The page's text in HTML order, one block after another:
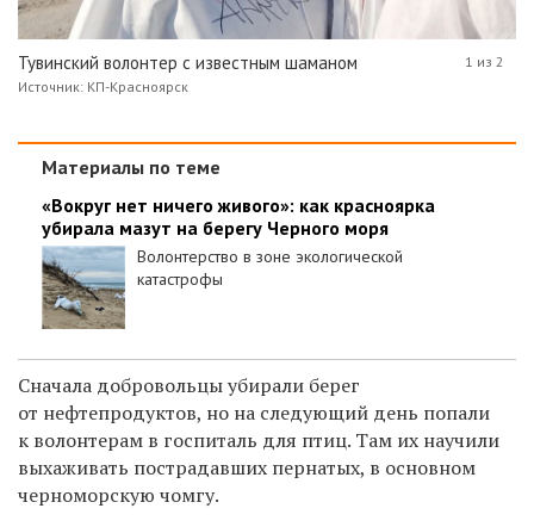
Тувинский волонтер с известным шаманом
Источник: КП-Красноярск
1 из 2
Материалы по теме
«Вокруг нет ничего живого»: как красноярка
убирала мазут на берегу Черного моря
Волонтерство в зоне экологической
катастрофы
Сначала добровольцы убирали берег
от нефтепродуктов, но на следующий день попали
к волонтерам в госпиталь для птиц. Там их научили
выхаживать пострадавших пернатых, в основном
черноморскую чомгу.